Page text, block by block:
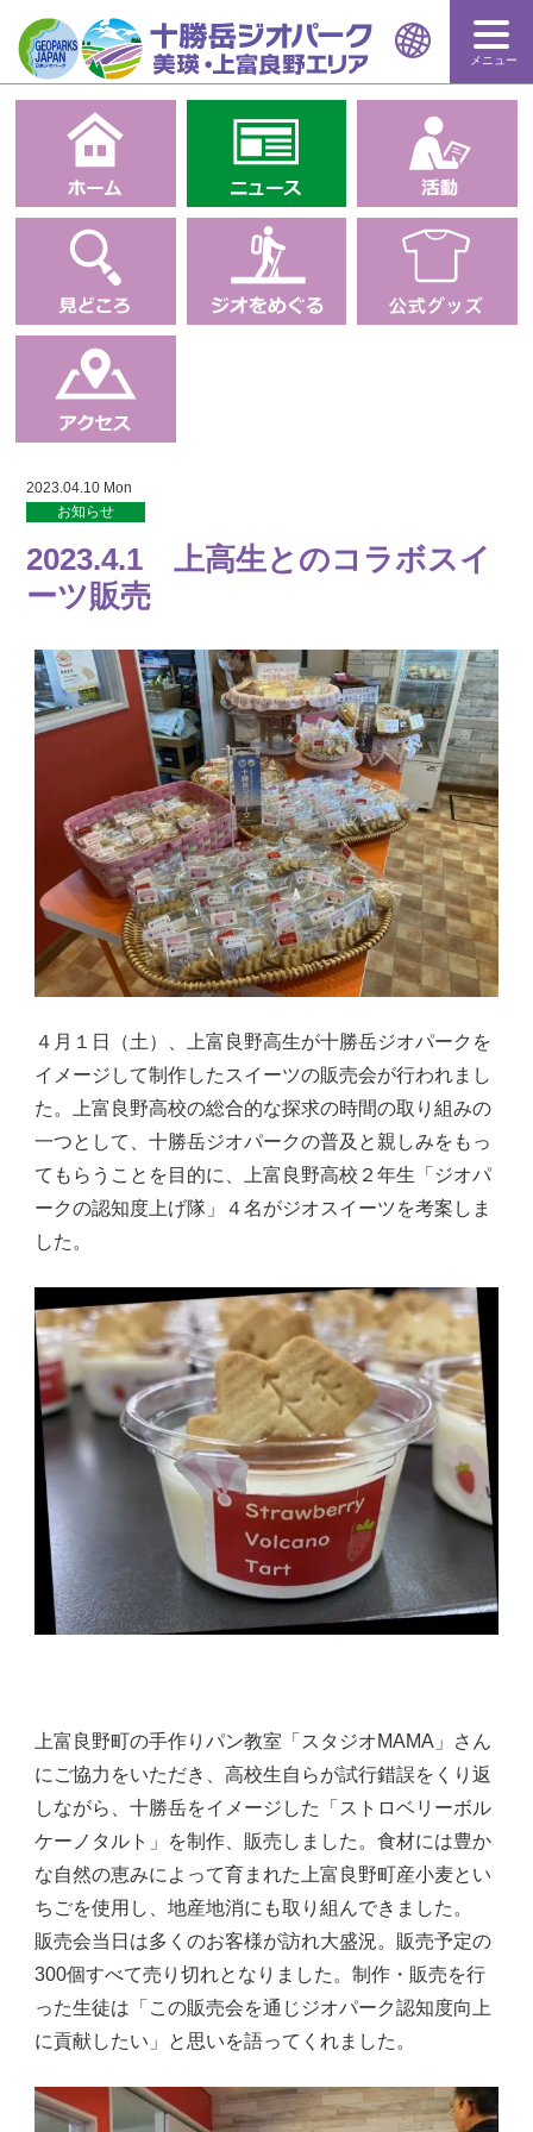
メニュー
2023.04.10 Mon
お知らせ
2023.4.1 上高生とのコラボスイ
ーツ販売
４月１日（土）、上富良野高生が十勝岳ジオパークを
イメージして制作したスイーツの販売会が行われまし
た。上富良野高校の総合的な探求の時間の取り組みの
一つとして、十勝岳ジオパークの普及と親しみをもっ
てもらうことを目的に、上富良野高校２年生「ジオパ
ークの認知度上げ隊」４名がジオスイーツを考案しま
した。
上富良野町の手作りパン教室「スタジオMAMA」さん
にご協力をいただき、高校生自らが試行錯誤をくり返
しながら、十勝岳をイメージした「ストロベリーボル
ケーノタルト」を制作、販売しました。食材には豊か
な自然の恵みによって育まれた上富良野町産小麦とい
ちごを使用し、地産地消にも取り組んできました。
販売会当日は多くのお客様が訪れ大盛況。販売予定の
300個すべて売り切れとなりました。制作・販売を行
った生徒は「この販売会を通じジオパーク認知度向上
に貢献したい」と思いを語ってくれました。